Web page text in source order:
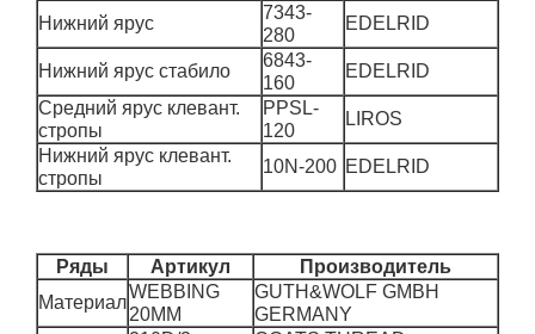
Нижний ярус
7343-
280
EDELRID
Нижний ярус стабило
6843-
160
EDELRID
Средний ярус клевант.
стропы
PPSL-
120
LIROS
Нижний ярус клевант.
стропы
10N-200 EDELRID
Ряды Артикул
Производитель
Материал
WEBBING
20MM
GUTH&WOLF GMBH
GERMANY